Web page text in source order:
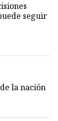
seguir
la nación